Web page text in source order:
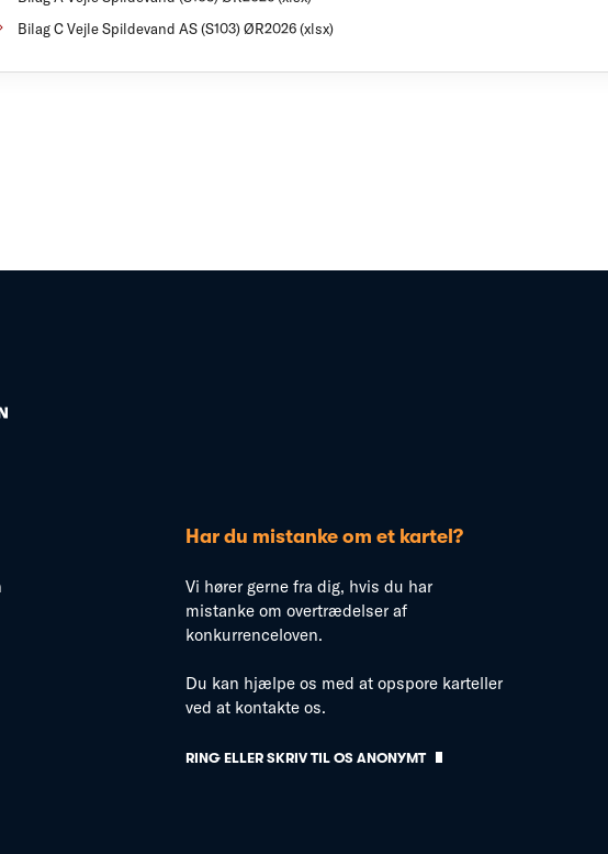
Bilag C Vejle Spildevand AS (S103) ØR2026 (xlsx)
Har du mistanke om et kartel?
Vi hører gerne fra dig, hvis du har
mistanke om overtrædelser af
konkurrenceloven.
Du kan hjælpe os med at opspore karteller
ved at kontakte os.
RING ELLER SKRIV TIL OS ANONYMT